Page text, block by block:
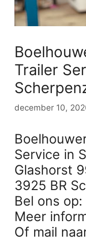
Trailer
december 10,
Service in
Glashorst
3925 BR
Bel ons
Meer
Of mail